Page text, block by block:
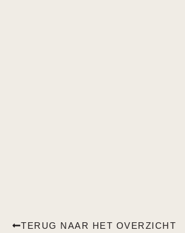
TERUG NAAR HET OVERZICHT